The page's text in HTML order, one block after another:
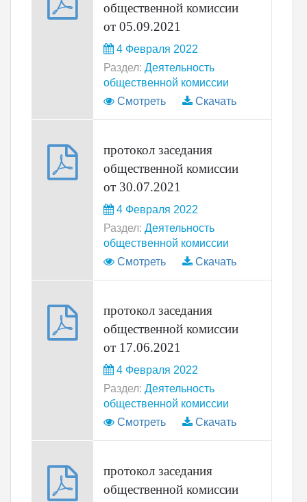
общественной комиссии
от 05.09.2021
4 Февраля 2022
Раздел: Деятельность
общественной комиссии
Смотреть
Скачать
протокол заседания
общественной комиссии
от 30.07.2021
4 Февраля 2022
Раздел: Деятельность
общественной комиссии
Смотреть
Скачать
протокол заседания
общественной комиссии
от 17.06.2021
4 Февраля 2022
Раздел: Деятельность
общественной комиссии
Смотреть
Скачать
протокол заседания
общественной комиссии